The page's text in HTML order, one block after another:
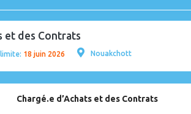
et des Contrats
18 juin 2026 Nouakchott
Chargé.e d’Achats et des Contrats